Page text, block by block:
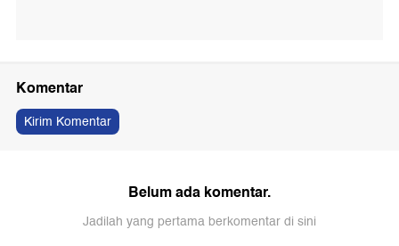
Komentar
Kirim Komentar
Belum ada komentar.
Jadilah yang pertama berkomentar di sini